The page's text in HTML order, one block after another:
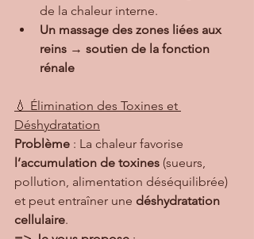
de la chaleur interne.
Un massage des zones liées aux
reins → soutien de la fonction
rénale
💧 Élimination des Toxines et
Déshydratation
Problème : La chaleur favorise
l’accumulation de toxines (sueurs,
pollution, alimentation déséquilibrée)
et peut entraîner une déshydratation
cellulaire.